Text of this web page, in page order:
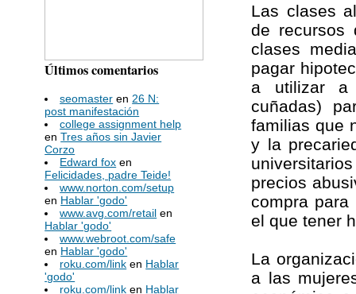
Últimos comentarios
seomaster en 26 N:
post manifestación
college assignment help
enTres años sin Javier
Corzo
Edward fox en
Felicidades, padre Teide!
www.norton.com/setup
en Hablar 'godo'
www.avg.com/retail en
Hablar 'godo'
www.webroot.com/safe
en Hablar 'godo'
roku.com/link en Hablar
'godo'
roku.com/link en Hablar
Las clases
de recursos
clases
pagar
a utilizar a
cuñadas)
familias que
y la
precios
compra para
el que tener
La
a las